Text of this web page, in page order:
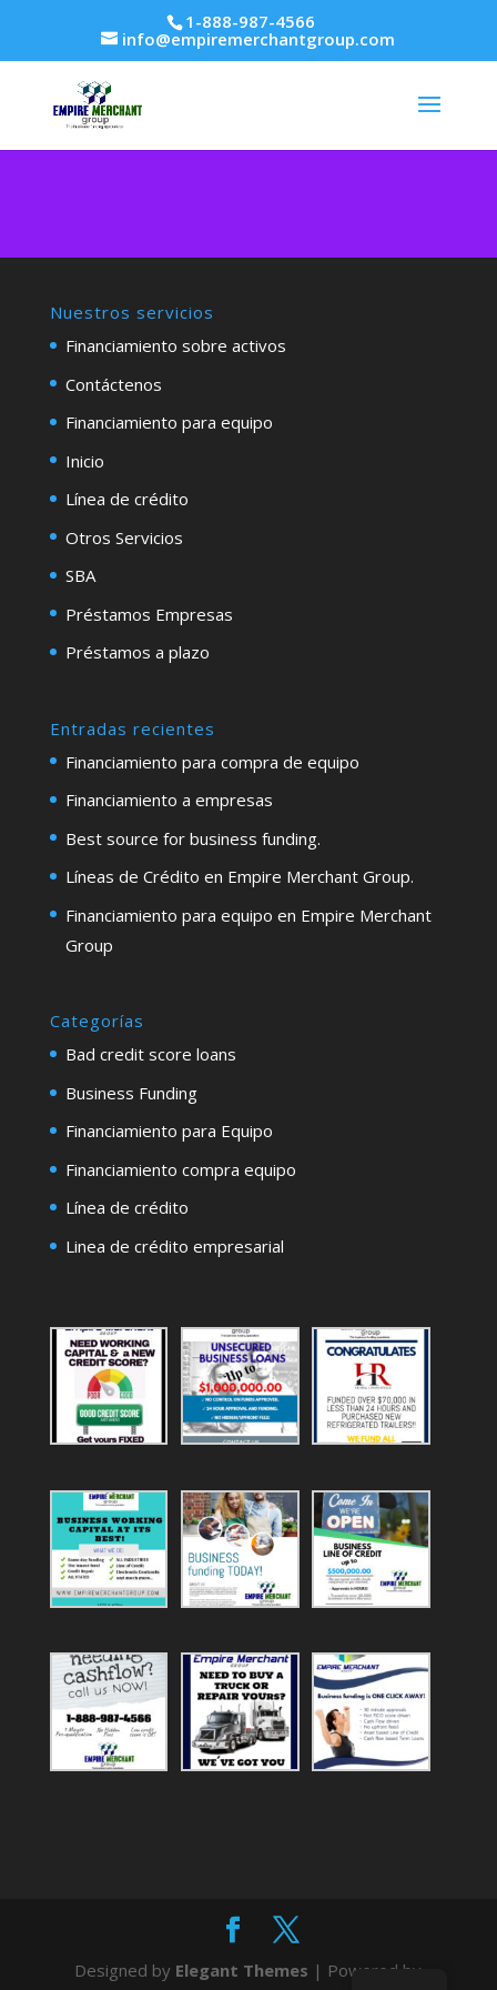
1-888-987-4566
info@empiremerchantgroup.com
Nuestros servicios
Financiamiento sobre activos
Contáctenos
Financiamiento para equipo
Inicio
Línea de crédito
Otros Servicios
SBA
Préstamos Empresas
Préstamos a plazo
Entradas recientes
Financiamiento para compra de equipo
Financiamiento a empresas
Best source for business funding.
Líneas de Crédito en Empire Merchant Group.
Financiamiento para equipo en Empire Merchant
Group
Categorías
Bad credit score loans
Business Funding
Financiamiento para Equipo
Financiamiento compra equipo
Línea de crédito
Linea de crédito empresarial
Designed by Elegant Themes | Powered by